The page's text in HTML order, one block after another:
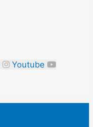
Youtube